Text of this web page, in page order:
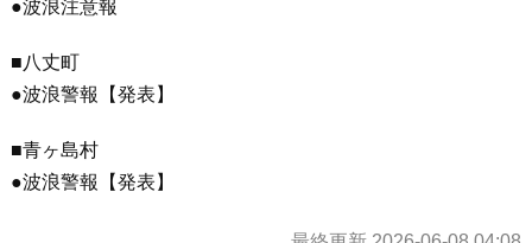
●波浪注意報
■八丈町
●波浪警報【発表】
■青ヶ島村
●波浪警報【発表】